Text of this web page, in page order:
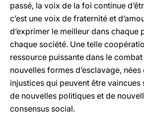
passé, la voix de la foi continue
c’est une voix de fraternité et
d’exprimer le meilleur dans chaque
chaque société. Une telle
ressource puissante dans le
nouvelles formes d’esclavage,
injustices qui peuvent être vaincues
de nouvelles politiques et de
consensus social.